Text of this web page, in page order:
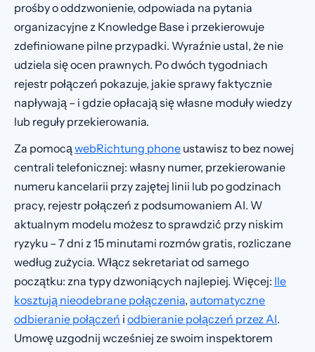
prośby o oddzwonienie, odpowiada na pytania
organizacyjne z Knowledge Base i przekierowuje
zdefiniowane pilne przypadki. Wyraźnie ustal, że nie
udziela się ocen prawnych. Po dwóch tygodniach
rejestr połączeń pokazuje, jakie sprawy faktycznie
napływają – i gdzie opłacają się własne moduły wiedzy
lub reguły przekierowania.
Za pomocąwebRichtung phone ustawisz to bez nowej
centrali telefonicznej: własny numer, przekierowanie
numeru kancelarii przy zajętej linii lub po godzinach
pracy, rejestr połączeń z podsumowaniem AI. W
aktualnym modelu możesz to sprawdzić przy niskim
ryzyku – 7 dni z 15 minutami rozmów gratis, rozliczane
według zużycia. Włącz sekretariat od samego
początku: zna typy dzwoniących najlepiej. Więcej: Ile
kosztują nieodebrane połączenia, automatyczne
odbieranie połączeń i odbieranie połączeń przez AI.
Umowę uzgodnij wcześniej ze swoim inspektorem